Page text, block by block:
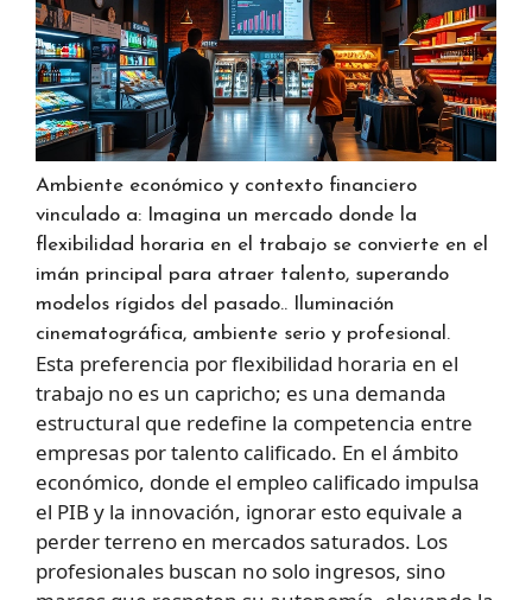
Ambiente económico y contexto financiero
vinculado a: Imagina un mercado donde la
flexibilidad horaria en el trabajo se convierte en el
imán principal para atraer talento, superando
modelos rígidos del pasado.. Iluminación
cinematográfica, ambiente serio y profesional.
Esta preferencia por flexibilidad horaria en el
trabajo no es un capricho; es una demanda
estructural que redefine la competencia entre
empresas por talento calificado. En el ámbito
económico, donde el empleo calificado impulsa
el PIB y la innovación, ignorar esto equivale a
perder terreno en mercados saturados. Los
profesionales buscan no solo ingresos, sino